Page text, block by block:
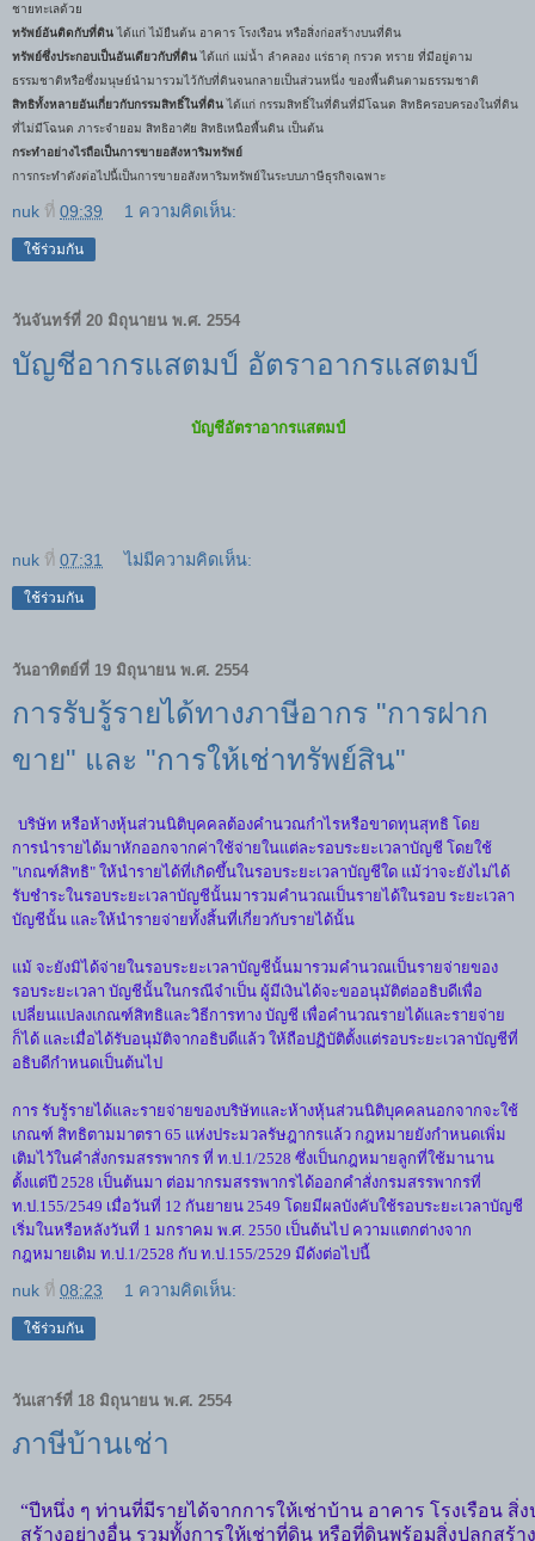
ชายทะเลด้วย
ทรัพย์อันติดกับที่ดินได้แก่ ไม้ยืนต้น อาคาร โรงเรือน หรือสิ่งก่อสร้างบนที่ดิน
ทรัพย์ซึ่งประกอบเป็นอันเดียวกับที่ดินได้แก่ แม่น้ำ ลำคลอง แร่ธาตุ กรวด ทราย ที่มีอยู่ตาม
ธรรมชาติหรือซึ่งมนุษย์นำมารวมไว้กับที่ดินจนกลายเป็นส่วนหนึ่ง ของพื้นดินตามธรรมชาติ
สิทธิทั้งหลายอันเกี่ยวกับกรรมสิทธิ์ในที่ดินได้แก่ กรรมสิทธิ์ในที่ดินที่มีโฉนด สิทธิครอบครองในที่ดิน
ที่ไม่มีโฉนด ภาระจำยอม สิทธิอาศัย สิทธิเหนือพื้นดิน เป็นต้น
กระทำอย่างไรถือเป็นการขายอสังหาริมทรัพย์
การกระทำดังต่อไปนี้เป็นการขายอสังหาริมทรัพย์ในระบบภาษีธุรกิจเฉพาะ
nuk ที่ 09:39 1 ความคิดเห็น:
ใช้ร่วมกัน
วันจันทร์ที่ 20 มิถุนายน พ.ศ. 2554
บัญชีอากรแสตมป์ อัตราอากรแสตมป์
บัญชีอัตราอากรแสตมป์
nuk ที่ 07:31 ไม่มีความคิดเห็น:
ใช้ร่วมกัน
วันอาทิตย์ที่ 19 มิถุนายน พ.ศ. 2554
การรับรู้รายได้ทางภาษีอากร "การฝาก
ขาย" และ "การให้เช่าทรัพย์สิน"
บริษัท หรือห้างหุ้นส่วนนิติบุคคลต้องคำนวณกำไรหรือขาดทุนสุทธิ โดย
การนำรายได้มาหักออกจากค่าใช้จ่ายในแต่ละรอบระยะเวลาบัญชี โดยใช้
"เกณฑ์สิทธิ" ให้นำรายได้ที่เกิดขึ้นในรอบระยะเวลาบัญชีใด แม้ว่าจะยังไม่ได้
รับชำระในรอบระยะเวลาบัญชีนั้นมารวมคำนวณเป็นรายได้ในรอบ ระยะเวลา
บัญชีนั้น และให้นำรายจ่ายทั้งสิ้นที่เกี่ยวกับรายได้นั้น
แม้ จะยังมิได้จ่ายในรอบระยะเวลาบัญชีนั้นมารวมคำนวณเป็นรายจ่ายของ
รอบระยะเวลา บัญชีนั้นในกรณีจำเป็น ผู้มีเงินได้จะขออนุมัติต่ออธิบดีเพื่อ
เปลี่ยนแปลงเกณฑ์สิทธิและวิธีการทาง บัญชี เพื่อคำนวณรายได้และรายจ่าย
ก็ได้ และเมื่อได้รับอนุมัติจากอธิบดีแล้ว ให้ถือปฏิบัติตั้งแต่รอบระยะเวลาบัญชีที่
อธิบดีกำหนดเป็นต้นไป
การ รับรู้รายได้และรายจ่ายของบริษัทและห้างหุ้นส่วนนิติบุคคลนอกจากจะใช้
เกณฑ์ สิทธิตามมาตรา 65 แห่งประมวลรัษฎากรแล้ว กฎหมายยังกำหนดเพิ่ม
เติมไว้ในคำสั่งกรมสรรพากร ที่ ท.ป.1/2528 ซึ่งเป็นกฎหมายลูกที่ใช้มานาน
ตั้งแต่ปี 2528 เป็นต้นมา ต่อมากรมสรรพากรได้ออกคำสั่งกรมสรรพากรที่
ท.ป.155/2549 เมื่อวันที่ 12 กันยายน 2549 โดยมีผลบังคับใช้รอบระยะเวลาบัญชี
เริ่มในหรือหลังวันที่ 1 มกราคม พ.ศ. 2550 เป็นต้นไป ความแตกต่างจาก
กฎหมายเดิม ท.ป.1/2528 กับ ท.ป.155/2529 มีดังต่อไปนี้
nuk ที่ 08:23 1 ความคิดเห็น:
ใช้ร่วมกัน
วันเสาร์ที่ 18 มิถุนายน พ.ศ. 2554
ภาษีบ้านเช่า
“ปีหนึ่ง ๆ ท่านที่มีรายได้จากการให้เช่าบ้าน อาคาร โรงเรือน สิ่
สร้างอย่างอื่น รวมทั้งการให้เช่าที่ดิน หรือที่ดินพร้อมสิ่งปลูกสร้า